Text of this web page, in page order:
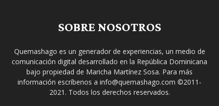
SOBRE NOSOTROS
Quemashago es un generador de experiencias, un medio de
comunicación digital desarrollado en la República Dominicana
bajo propiedad de Maricha Martínez Sosa. Para más
información escríbenos a info@quemashago.com ©2011-
2021. Todos los derechos reservados.